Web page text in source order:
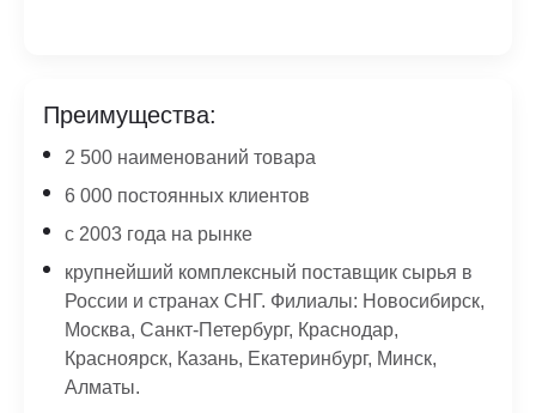
Преимущества:
2 500 наименований товара
6 000 постоянных клиентов
с 2003 года на рынке
крупнейший комплексный поставщик сырья в
России и странах СНГ. Филиалы: Новосибирск,
Москва, Санкт-Петербург, Краснодар,
Красноярск, Казань, Екатеринбург, Минск,
Алматы.